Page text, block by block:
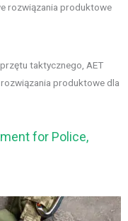
rozwiązania produktowe
taktycznego, AET
produktowe dla
for Police,